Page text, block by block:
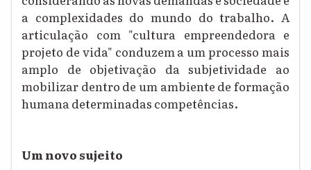
a complexidades do mundo do trabalho. A
articulação com "cultura empreendedora e
projeto de vida" conduzem a um processo mais
amplo de objetivação da subjetividade ao
mobilizar dentro de um ambiente de formação
humana determinadas competências.
Um novo sujeito